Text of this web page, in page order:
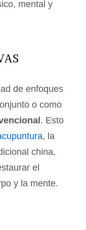
mental y
de enfoques
o como
. Esto
, la
china,
el
y la mente.